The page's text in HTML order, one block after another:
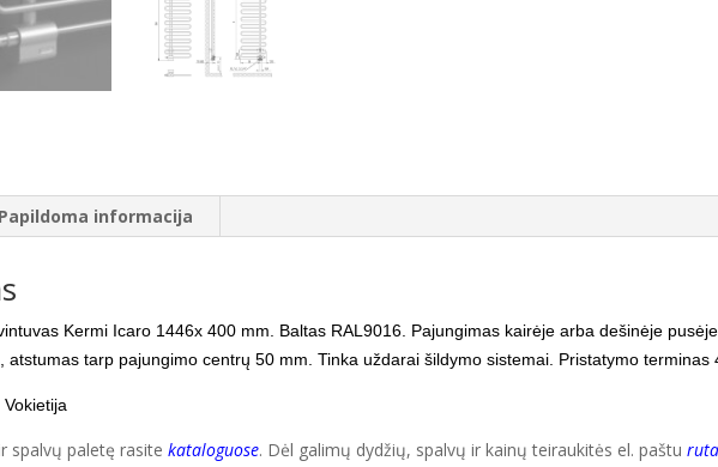
Papildoma informacija
Kermi Icaro 1446x 400 mm. Baltas RAL9016. Pajungimas kairėje arba dešinėje
atstumas tarp pajungimo centrų 50 mm.Tinka uždarai šildymo sistemai. Pristatymo terminas
spalvų paletę rasite kataloguose. Dėl galimų dydžių, spalvų ir kainų teiraukitės el. paštu